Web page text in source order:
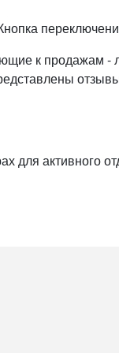
к продажам
для активного